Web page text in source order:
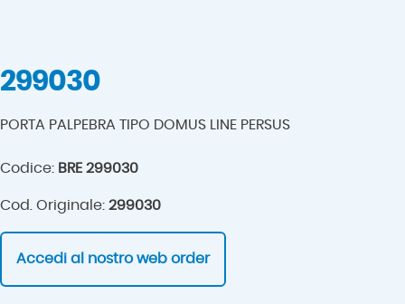
299030
PORTA PALPEBRA TIPO DOMUS LINE PERSUS
Codice: BRE 299030
Cod. Originale: 299030
Accedi al nostro web order